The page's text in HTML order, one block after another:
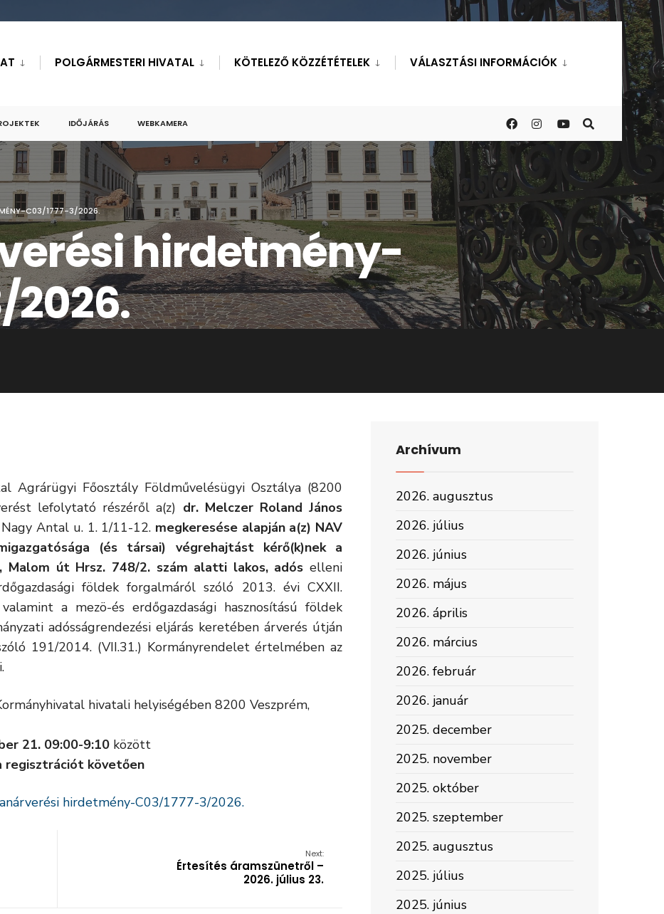
POLGÁRMESTERI HIVATAL KÖTELEZŐ KÖZZÉTÉTELEK VÁLASZTÁSI INFORMÁCIÓK
IDŐJÁRÁS WEBKAMERA
C03/1777-3/2026.
hirdetmény-
2026.
Agrárügyi Főosztály Földművelésügyi Osztálya (8200
lefolytató részéről a(z) dr. Melczer Roland János
Antal u. 1. 1/11-12. megkeresése alapján a(z) NAV
(és társai) végrehajtást kérő(k)nek a
Malom út Hrsz. 748/2. szám alatti lakos, adós elleni
földek forgalmáról szóló 2013. évi CXXII.
a mezö-és erdőgazdasági hasznosítású földek
adósságrendezési eljárás keretében árverés útján
191/2014. (VII.31.) Kormányrendelet értelmében az
hivatali helyiségében 8200 Veszprém,
21. 09:00-9:10 között
regisztrációt követően
hirdetmény-C03/1777-3/2026.
Next:
Értesítés áramszünetről –
2026. július 23.
Archívum
2026. augusztus
2026. július
2026. június
2026. május
2026. április
2026. március
2026. február
2026. január
2025. december
2025. november
2025. október
2025. szeptember
2025. augusztus
2025. július
2025. június